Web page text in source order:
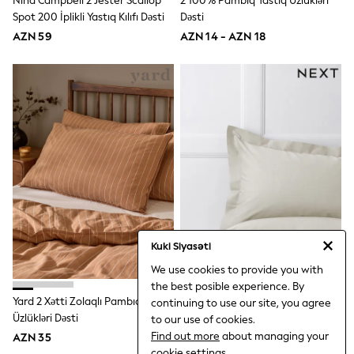
Kuki Siyasəti
We use cookies to provide you with
the best posible experience. By
continuing to use our site, you agree
to our use of cookies.
Find out more about managing your
Rompersuits
Socks
Newborn Accessories
First Walkers
All Accessories
Hats
All Nursery
Blankets
Muslins
Towels
All Feeding & Weaning
Bibs
A-Z Brands
aden + anais
Baker by Ted Baker
Gap
JoJo Maman Bébé
Mamas & Papas
Seraphine
The Little White Company
WOMEN
Spot 200 İplikli Yastıq Kılıfı Dəsti
AZN 59
Dəsti
AZN 14 - AZN 18
Yard 2 Xətti Zolaqlı Pambıq Yastıq
Üzlükləri Dəsti
AZN 35
2 Pambıqla Zəngin Yastıq Kılıfı
Dəsti
AZN 16 - AZN 20